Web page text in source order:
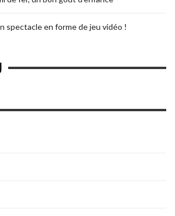
spectacle en forme de jeu vidéo !